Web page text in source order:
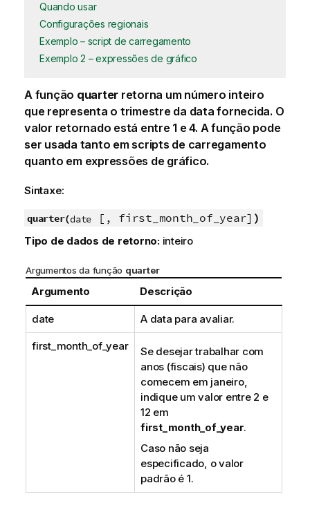
Quando usar
Configurações regionais
Exemplo – script de carregamento
Exemplo 2 – expressões de gráfico
A função quarter retorna um número inteiro
que representa o trimestre da data fornecida. O
valor retornado está entre 1 e 4. A função pode
ser usada tanto em scripts de carregamento
quanto em expressões de gráfico.
Sintaxe:
quarter(date [, first_month_of_year] )
Tipo de dados de retorno:inteiro
Argumentos da função quarter
Argumento Descrição
date A data para avaliar.
first_month_of_year
Se desejar trabalhar com
anos (fiscais) que não
comecem em janeiro,
indique um valor entre 2 e
12 em
first_month_of_year.
Caso não seja
especificado, o valor
padrão é 1.